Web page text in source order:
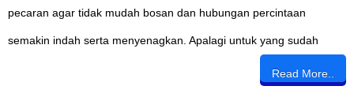
pecaran agar tidak mudah bosan dan hubungan percintaan
semakin indah serta menyenagkan. Apalagi untuk yang sudah
Read More..